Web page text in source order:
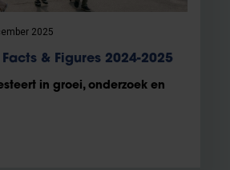
2025
& Figures 2024-2025
in groei, onderzoek en